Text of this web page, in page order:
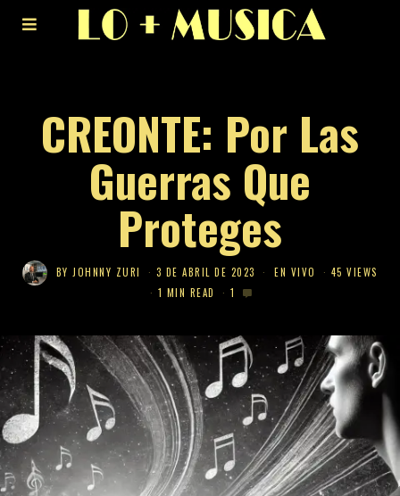
CREONTE: Por Las
Guerras Que
Proteges
BYJOHNNY ZURI 3 DE ABRIL DE 2023 EN VIVO
45 VIEWS
1 MIN READ
1